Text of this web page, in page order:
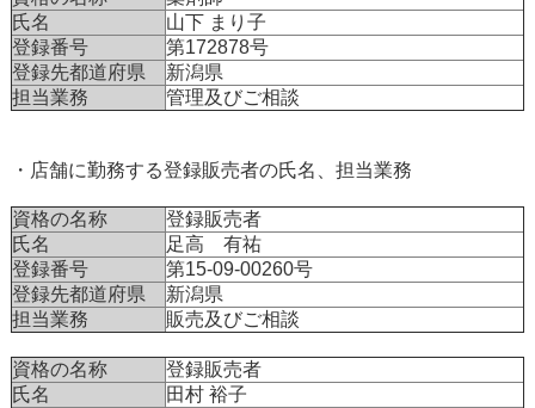
氏名
山下 まり子
登録番号
第172878号
登録先都道府県
新潟県
担当業務
管理及びご相談
・店舗に勤務する登録販売者の氏名、担当業務
資格の名称
登録販売者
氏名
足高 有祐
登録番号
第15-09-00260号
登録先都道府県
新潟県
担当業務
販売及びご相談
資格の名称
登録販売者
氏名
田村 裕子